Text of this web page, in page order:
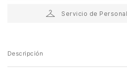
Servicio de
Descripción